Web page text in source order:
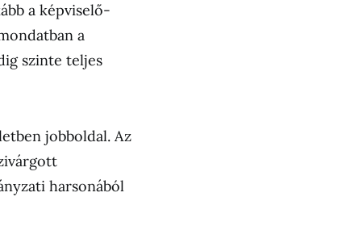
a képviselő-
a
szinte teljes
jobboldal. Az
harsonából